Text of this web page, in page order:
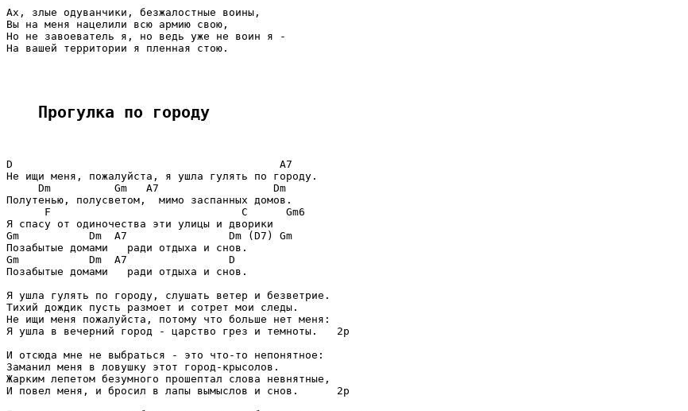
Ах, злые одуванчики, безжалостные воины,
Вы на меня нацелили всю армию свою,
Но не завоеватель я, но ведь уже не воин я -
На вашей территории я пленная стою.
Прогулка по городу
D                                          A7
Не ищи меня, пожалуйста, я ушла гулять по городу.
     Dm          Gm   A7                  Dm
Полутенью, полусветом,  мимо заспанных домов.
      F                              C      Gm6
Я спасу от одиночества эти улицы и дворики
Gm           Dm  A7                Dm (D7) Gm
Позабытые домами   ради отдыха и снов.
Gm           Dm  A7                D
Позабытые домами   ради отдыха и снов.
Я ушла гулять по городу, слушать ветер и безветрие.
Тихий дождик пусть размоет и сотрет мои следы.
Не ищи меня пожалуйста, потому что больше нет меня:
Я ушла в вечерний город - царство грез и темноты.   2р
И отсюда мне не выбраться - это что-то непонятное:
Заманил меня в ловушку этот город-крысолов.
Жарким лепетом безумного прошептал слова невнятные,
И повел меня, и бросил в лапы вымыслов и снов.      2р